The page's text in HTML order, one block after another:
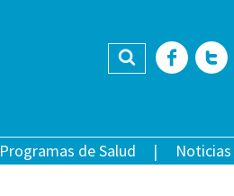
Buscar
Programas de Salud Noticias